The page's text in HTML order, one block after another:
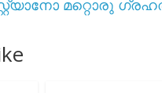
മറ്റൊരു